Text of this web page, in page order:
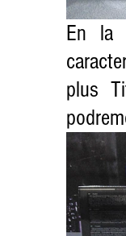
En la
plus